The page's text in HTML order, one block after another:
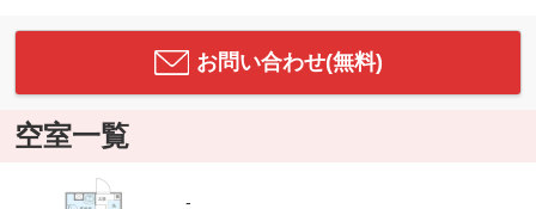
お問い合わせ(無料)
空室一覧
-